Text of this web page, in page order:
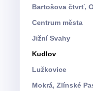
Bartošova čtvrť,
Centrum města
Jižní Svahy
Kudlov
Lužkovice
Mokrá, Zlínské